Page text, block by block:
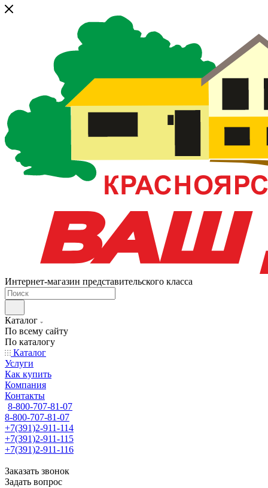
Интернет-магазин представительского класса
Каталог
По всему сайту
По каталогу
Каталог
Услуги
Как купить
Компания
Контакты
8-800-707-81-07
8-800-707-81-07
+7(391)2-911-114
+7(391)2-911-115
+7(391)2-911-116
Заказать звонок
Задать вопрос